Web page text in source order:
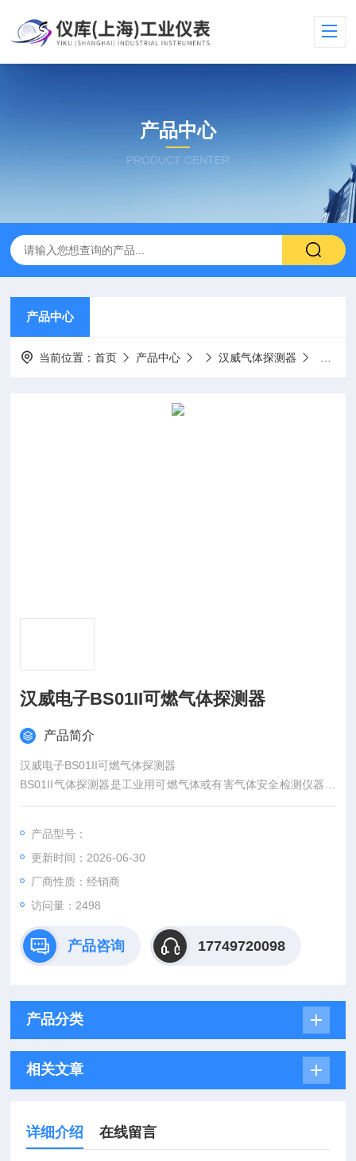
产品中心
PRODUCT CENTER
产品中心
当前位置：首页 产品中心 汉威气体探测器
汉威电子BS01II可燃气体探测器
产品简介
汉威电子BS01II可燃气体探测器
BS01II气体探测器是工业用可燃气体或有害气体安全检测仪器，
可与气体报警控制器配套使用于石油、石化、化工生产装置区、
所。
产品型号：
更新时间：2026-06-30
厂商性质：经销商
访问量：2498
产品咨询 17749720098
产品分类
相关文章
详细介绍 在线留言